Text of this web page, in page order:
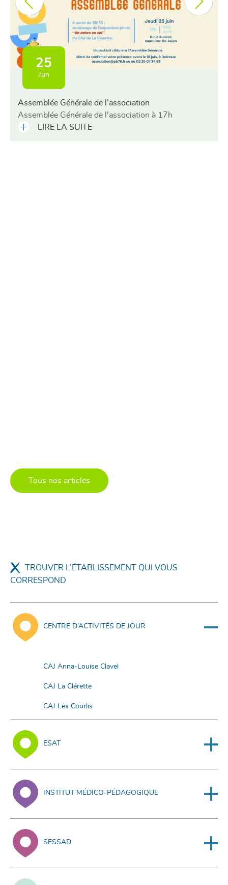
25
Jun
Assemblée Générale de l’association
Assemblée Générale de l'association à 17h
LIRE LA SUITE
Tous nos articles
TROUVER L’ÉTABLISSEMENT QUI VOUS
CORRESPOND
CENTRE D’ACTIVITÉS DE JOUR
CAJ Anna-Louise Clavel
CAJ La Clérette
CAJ Les Courlis
ESAT
INSTITUT MÉDICO-PÉDAGOGIQUE
SESSAD